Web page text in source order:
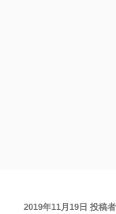
投
2019年11月19日 投稿